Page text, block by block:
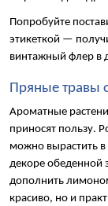
Попробуйте
этикеткой —
винтажный флер в
Пряные травы
Ароматные
приносят пользу.
можно вырастить в
декоре обеденной
дополнить
красиво, но и